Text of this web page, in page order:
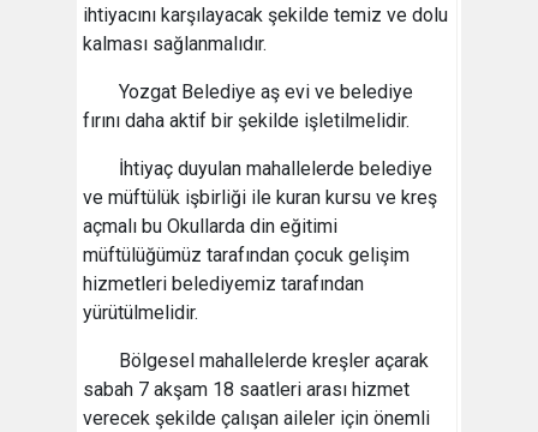
ihtiyacını karşılayacak şekilde temiz ve dolu
kalması sağlanmalıdır.
Yozgat Belediye aş evi ve belediye
fırını daha aktif bir şekilde işletilmelidir.
İhtiyaç duyulan mahallelerde belediye
ve müftülük işbirliği ile kuran kursu ve kreş
açmalı bu Okullarda din eğitimi
müftülüğümüz tarafından çocuk gelişim
hizmetleri belediyemiz tarafından
yürütülmelidir.
Bölgesel mahallelerde kreşler açarak
sabah 7 akşam 18 saatleri arası hizmet
verecek şekilde çalışan aileler için önemli